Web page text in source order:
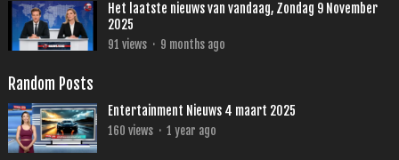
Het laatste nieuws van vandaag, Zondag 9 November
2025
91 views · 9 months ago
Random Posts
Entertainment Nieuws 4 maart 2025
160 views · 1 year ago